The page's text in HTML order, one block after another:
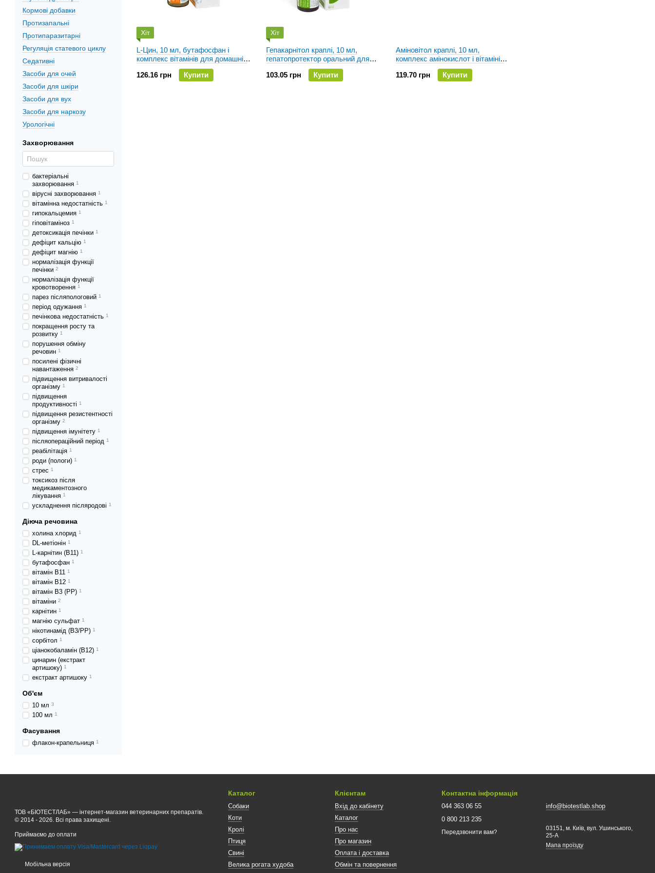
Хіт
L-Цин, 10 мл, бутафосфан і
комплекс вітамінів для домашніх
126.16 грн
Купити
Хіт
Гепакарнітол краплі, 10 мл,
гепатопротектор оральний для
103.05 грн
Купити
Аміновітол краплі, 10 мл,
комплекс амінокислот і вітамінів
для собак і котів
119.70 грн
Купити
Кормові добавки
Протизапальні
Протипаразитарні
Регуляція статевого циклу
Cедативні
Засоби для очей
Засоби для шкіри
Засоби для вух
Засоби для наркозу
Урологічні
Захворювання
бактеріальні
захворювання 1
вірусні захворювання 1
вітамінна недостатність 1
гипокальцемия 1
гіповітаміноз 1
детоксикація печінки 1
дефіцит кальцію 1
дефіцит магнію 1
нормалізація функції
печінки 2
нормалізація функції
кровотворення 1
парез післяпологовий 1
період одужання 1
печінкова недостатність 1
покращення росту та
розвитку 1
порушення обміну
речовин 1
посилені фізичні
навантаження 2
підвищення витривалості
організму 1
підвищення
продуктивності 1
підвищення резистентності
організму 2
підвищення імунітету 1
післяопераційний період 1
реабілітація 1
роди (пологи) 1
стрес 1
токсикоз після
медикаментозного
лікування 1
ускладнення післяродові 1
Діюча речовина
холина хлорид 1
DL-метіонін 1
L-карнітин (В11) 1
бутафосфан 1
вітамін В11 1
вітамін В12 1
вітамін В3 (РР) 1
вітаміни 2
карнітин 1
магнію сульфат 1
нікотинамід (В3/РР) 1
сорбітол 1
ціанокобаламін (В12) 1
цинарин (екстракт
артишоку) 1
екстракт артишоку 1
Об'єм
10 мл 3
100 мл 1
Фасування
флакон-крапельниця 1
ТОВ «БІОТЕСТЛАБ» — інтернет-магазин ветеринарних препаратів.
© 2014 - 2026. Всі права захищені.
Приймаємо до оплати
Мобільна версія
Каталог
Собаки
Коти
Кролі
Птиця
Свині
Велика рогата худоба
Клієнтам
Вхід до кабінету
Каталог
Про нас
Про магазин
Оплата і доставка
Обмін та повернення
Контактна інформація
044 363 06 55
0 800 213 235
Передзвонити вам?
info@biotestlab.shop
03151, м. Київ, вул. Ушинського,
25-A
Мапа проїзду